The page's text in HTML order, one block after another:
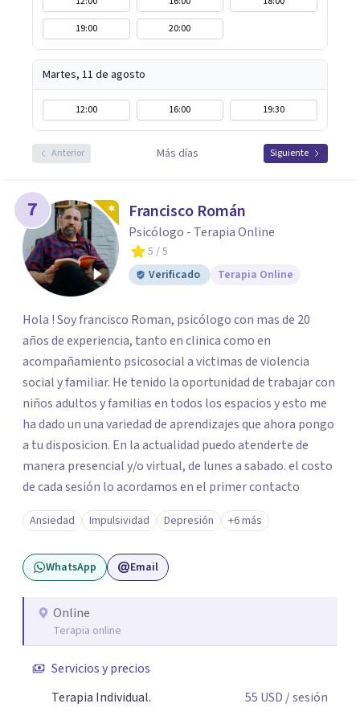
19:00
20:00
Martes, 11 de agosto
12:00 16:00 19:30
Anterior Más días Siguiente
7 Francisco Román
Psicólogo - Terapia Online
5 / 5
Verificado
Terapia Online
Hola ! Soy francisco Roman, psicólogo con mas de 20
años de experiencia, tanto en clinica como en
acompañamiento psicosocial a victimas de violencia
social y familiar. He tenido la oportunidad de trabajar con
niños adultos y familias en todos los espacios y esto me
ha dado un una variedad de aprendizajes que ahora pongo
a tu disposicion. En la actualidad puedo atenderte de
manera presencial y/o virtual, de lunes a sabado. el costo
de cada sesión lo acordamos en el primer contacto
Ansiedad Impulsividad Depresión +6 más
WhatsApp Email
Online
Terapia online
Servicios y precios
Terapia Individual.
55 USD / sesión